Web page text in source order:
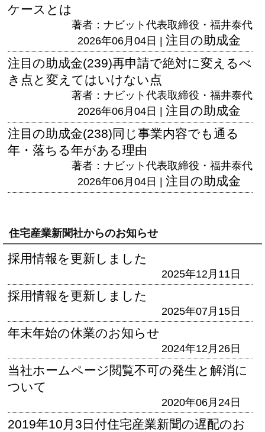
ケースとは
著者：ナビット代表取締役・福井泰代
2026年06月04日 | 注目の助成金
注目の助成金(239)再申請で絶対に変えるべ
き点と変えてはいけない点
著者：ナビット代表取締役・福井泰代
2026年06月04日 | 注目の助成金
注目の助成金(238)同じ事業内容でも通る
年・落ちる年がある理由
著者：ナビット代表取締役・福井泰代
2026年06月04日 | 注目の助成金
住宅産業新聞社からのお知らせ
採用情報を更新しました
2025年12月11日
採用情報を更新しました
2025年07月15日
年末年始の休業のお知らせ
2024年12月26日
当社ホームページ閲覧不可の発生と解消に
ついて
2020年06月24日
2019年10月3日付住宅産業新聞の遅配のお